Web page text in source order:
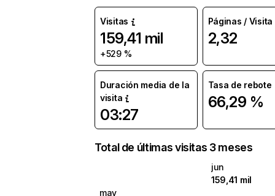
Visitas
159,41 mil
+529 %
Páginas / Visita
2,32
Duración media de la
visita
03:27
Tasa de rebote
66,29 %
Total de últimas visitas 3 meses
jun
159,41 mil
may